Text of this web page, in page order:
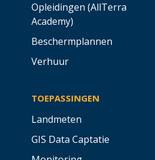
Opleidingen (AllTerra
Academy)
Beschermplannen
Verhuur
TOEPASSINGEN
Landmeten
GIS Data Captatie